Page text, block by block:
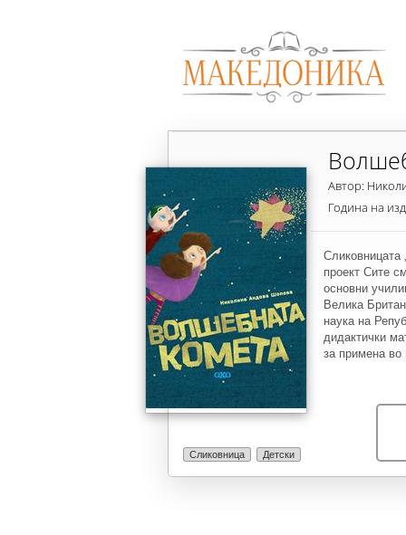
Сликовница Детски
Автор:
Година на
Сликовницата
проект Сите
основни
Велика
наука на
дидактички
за примена во
околината“ и